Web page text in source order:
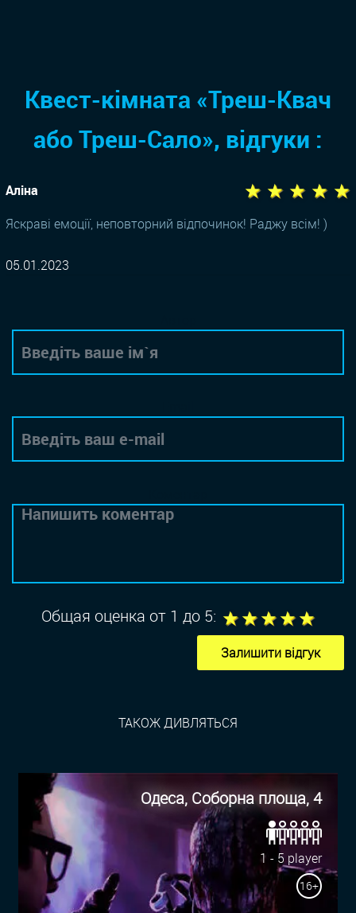
Квест-кімната «Треш-Квач
або Треш-Сало», відгуки :
Аліна ★ ★ ★ ★ ★
Яскраві емоції, неповторний відпочинок! Раджу всім! )
05.01.2023
Общая оценка от 1 до 5: 4
3
2
1
Залишити відгук
ТАКОЖ ДИВЛЯТЬСЯ
Одеса, Соборна площа, 4
1 - 5 player
16+